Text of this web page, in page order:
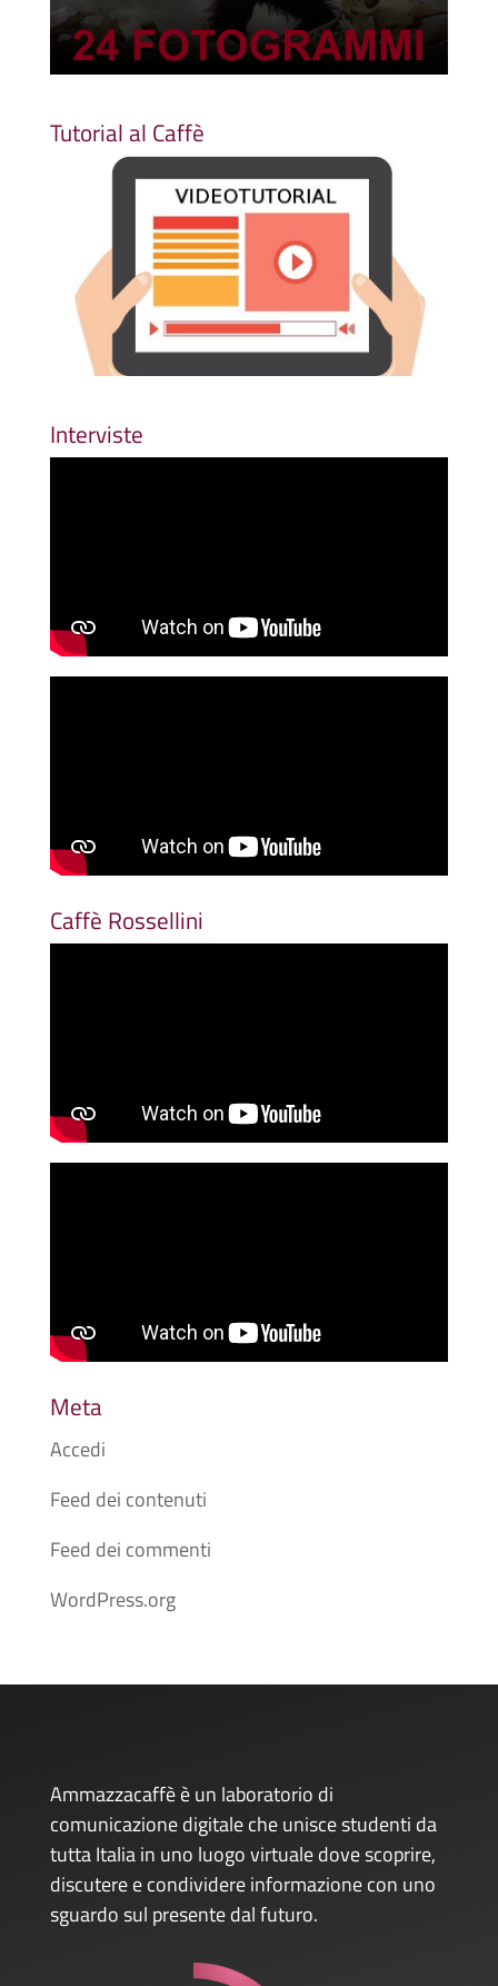
Tutorial al Caffè
Interviste
Caffè Rossellini
Meta
Accedi
Feed dei contenuti
Feed dei commenti
WordPress.org
Ammazzacaffè è un laboratorio di
comunicazione digitale che unisce studenti da
tutta Italia in uno luogo virtuale dove scoprire,
discutere e condividere informazione con uno
sguardo sul presente dal futuro.